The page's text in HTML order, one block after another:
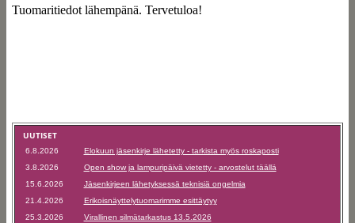
Tuomaritiedot lähempänä. Tervetuloa!
UUTISET
6.8.2026
Elokuun jäsenkirje lähetetty - tarkista myös roskaposti
3.8.2026
Open show ja lampuripäivä vietetty - arvostelut täällä
15.6.2026
Jäsenkirjeen lähetyksessä teknisiä ongelmia
21.4.2026
Erikoisnäyttelytuomarimme esittäytyy
25.3.2026
Virallinen silmätarkastus 13.5.2026